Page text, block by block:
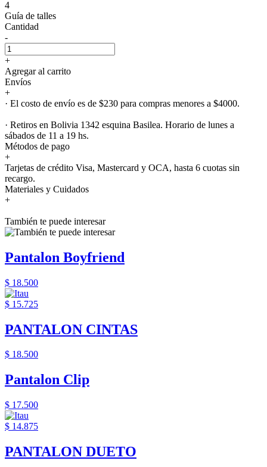
4
Guía de talles
Cantidad
-
+
Agregar al carrito
Envíos
+
· El costo de envío es de $230 para compras menores a $4000.
· Retiros en Bolivia 1342 esquina Basilea. Horario de lunes a
sábados de 11 a 19 hs.
Métodos de pago
+
Tarjetas de crédito Visa, Mastercard y OCA, hasta 6 cuotas sin
recargo.
Materiales y Cuidados
+
También te puede interesar
Pantalon Boyfriend
$ 18.500
$ 15.725
PANTALON CINTAS
$ 18.500
Pantalon Clip
$ 17.500
$ 14.875
PANTALON DUETO